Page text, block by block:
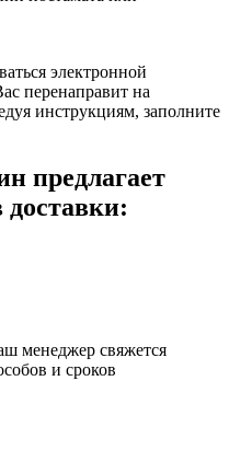
электронной
перенаправит на
инструкциям, заполните
предлагает
доставки:
менеджер свяжется
и сроков